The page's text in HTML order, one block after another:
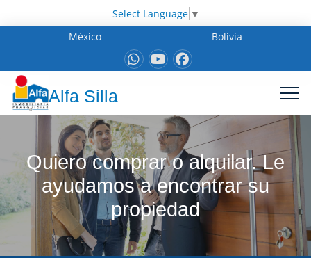
Select Language ▼
México
Bolivia
Alfa Silla
Quiero comprar o alquilar. Le
ayudamos a encontrar su
propiedad